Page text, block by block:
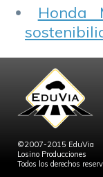
Honda
©2007-2015 EduVia
Losino Producciones
Todos los derechos